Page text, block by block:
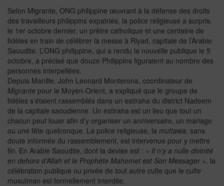
Selon Migrante, ONG philippine œuvrant à la défense des droits
des travailleurs philippins expatriés, la police religieuse a surpris,
le 1er octobre dernier, un prêtre catholique et une centaine de
fidèles en train de célébrer la messe à Riyad, capitale de l’Arabie
Saoudite. L’ONG philippine, qui a rendu la nouvelle publique le 5
octobre, a précisé que douze Philippins figuraient au nombre des
personnes interpellées.
Depuis Manille, John Leonard Monterona, coordinateur de
Migrante pour le Moyen-Orient, a expliqué que le groupe de
fidèles s’étaient rassemblés dans un estiraha du district Nadeem
de la capitale saoudienne. Un estiraha est un lieu que tout un
chacun peut louer afin d’y organiser un anniversaire, un mariage
ou une fête quelconque. La police religieuse, la muttawa, sans
doute informée du rassemblement, est intervenue pour y mettre
fin. En Arabie Saoudite, dont la devise est : « Il n’y a nulle divinité
en dehors d’Allah et le Prophète Mahomet est Son Messager », la
célébration publique ou privée de tout autre culte que le culte
musulman est formellement interdite.